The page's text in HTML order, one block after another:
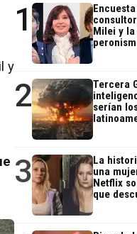
y
1
Milei y
2
Tercera
serían
3
La
una
Netflix
que